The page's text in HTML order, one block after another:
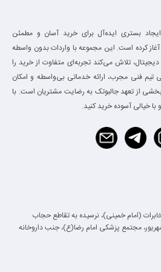
کاملا با توجه به ابعاد و اجزای این
مخصوص سرفیس های سری پرو می باشد.
باعث لیز شدن سطح دستگاه نمی شوند و
بدنه سرفیس:
و خش
و متناسب با ابعاد و شکل دستگاه
1400 با هدف ایجاد بستری ایده‌آل برای خرید آسان و مطمئن
کرده است. این مجموعه با واردات بدون واسطه
تلاش می‌کند تجربه‌ای متفاوت از خرید را
تیم فنی مجرب، ارائه خدماتی بی‌واسطه و امکان
بخشی از تعهد جالبوتک به رضایت مشتریان است. با
خیالی آسوده خرید کنید.
(امام خمینی)، نرسیده به تقاطع حجاب